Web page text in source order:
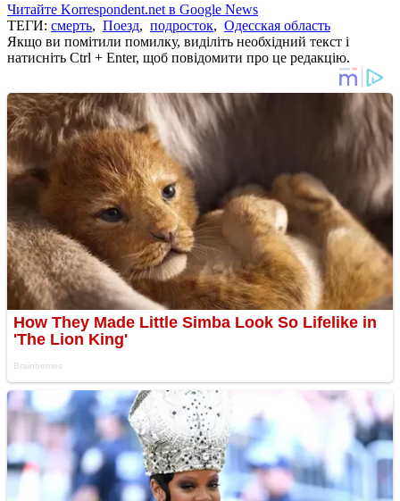
Читайте Korrespondent.net в Google News
ТЕГИ: смерть, Поезд, подросток, Одесская область
Якщо ви помітили помилку, виділіть необхідний текст і
натисніть Ctrl + Enter, щоб повідомити про це редакцію.